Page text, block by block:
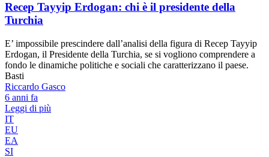
Recep Tayyip Erdogan: chi è il presidente della
Turchia
E’ impossibile prescindere dall’analisi della figura di Recep Tayyip
Erdogan, il Presidente della Turchia, se si vogliono comprendere a
fondo le dinamiche politiche e sociali che caratterizzano il paese.
Basti
Riccardo Gasco
6 anni fa
Leggi di più
IT
EU
EA
SI